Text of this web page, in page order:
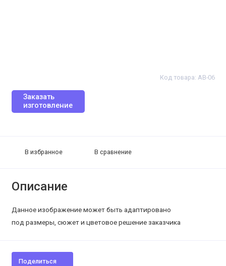
Код товара: AB-06
Заказать
изготовление
В избранное В сравнение
Описание
Данное изображение может быть адаптировано
под размеры, сюжет и цветовое решение заказчика
Поделиться